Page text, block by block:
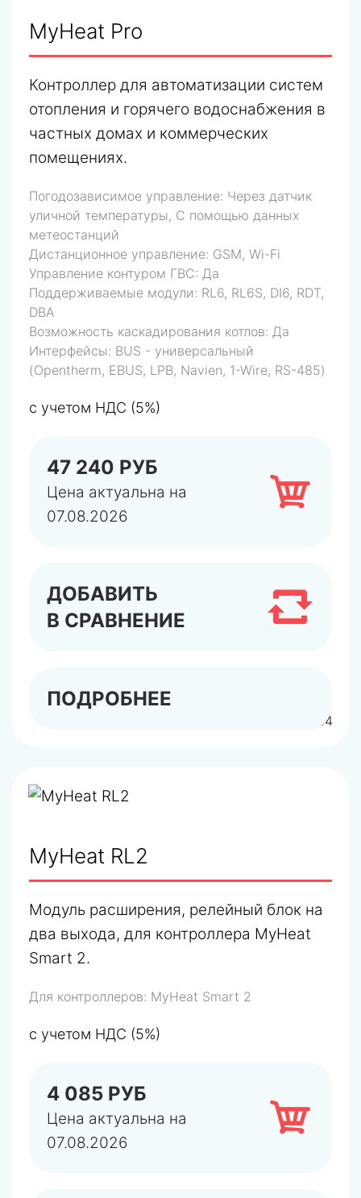
арт.6284
MyHeat Pro
Контроллер для автоматизации систем
отопления и горячего водоснабжения в
частных домах и коммерческих
помещениях.
Погодозависимое управление: Через датчик
уличной температуры, С помощью данных
метеостанций
Дистанционное управление: GSM, Wi-Fi
Управление контуром ГВС: Да
Поддерживаемые модули: RL6, RL6S, DI6, RDT,
DBA
Возможность каскадирования котлов: Да
Интерфейсы: BUS - универсальный
(Opentherm, EBUS, LPB, Navien, 1-Wire, RS-485)
с учетом НДС (5%)
47 240 РУБ
Цена актуальна на
07.08.2026
ДОБАВИТЬ
В СРАВНЕНИЕ
ПОДРОБНЕЕ
MyHeat RL2
Модуль расширения, релейный блок на
два выхода, для контроллера MyHeat
Smart 2.
Для контроллеров: MyHeat Smart 2
с учетом НДС (5%)
4 085 РУБ
Цена актуальна на
07.08.2026